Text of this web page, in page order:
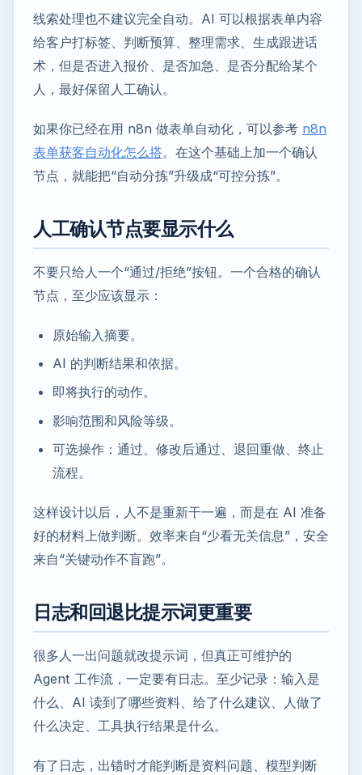
线索处理也不建议完全自动。AI 可以根据表单内容
给客户打标签、判断预算、整理需求、生成跟进话
术，但是否进入报价、是否加急、是否分配给某个
人，最好保留人工确认。
如果你已经在用 n8n 做表单自动化，可以参考 n8n
表单获客自动化怎么搭。在这个基础上加一个确认
节点，就能把“自动分拣”升级成“可控分拣”。
人工确认节点要显示什么
不要只给人一个“通过/拒绝”按钮。一个合格的确认
节点，至少应该显示：
原始输入摘要。
AI 的判断结果和依据。
即将执行的动作。
影响范围和风险等级。
可选操作：通过、修改后通过、退回重做、终止
流程。
这样设计以后，人不是重新干一遍，而是在 AI 准备
好的材料上做判断。效率来自“少看无关信息”，安全
来自“关键动作不盲跑”。
日志和回退比提示词更重要
很多人一出问题就改提示词，但真正可维护的
Agent 工作流，一定要有日志。至少记录：输入是
什么、AI 读到了哪些资料、给了什么建议、人做了
什么决定、工具执行结果是什么。
有了日志，出错时才能判断是资料问题、模型判断